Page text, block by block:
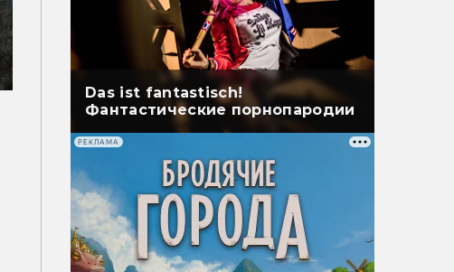
Das ist fantastisch!
Фантастические порнопародии
РЕКЛАМА